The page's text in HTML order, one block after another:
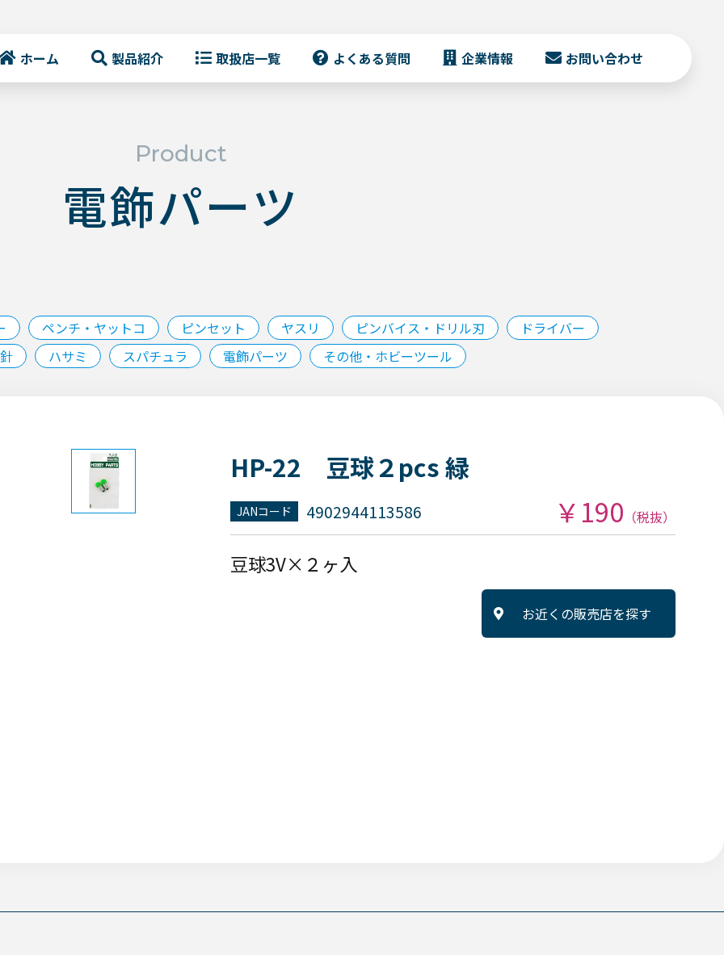
ホーム 製品紹介 取扱店一覧 よくある質問 企業情報 お問い合わせ
Product
電飾パーツ
ペンチ・ヤットコ ピンセット ヤスリ ピンバイス・ドリル刃
ドライバー
ハサミ スパチュラ 電飾パーツ その他・ホビーツール
HP-22 豆球２pcs 緑
JANコード 4902944113586 ￥190 （税抜）
豆球3V×２ヶ入
お近くの販売店を探す